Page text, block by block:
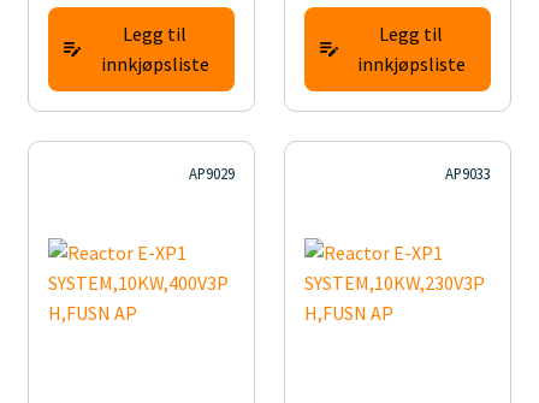
Legg til
innkjøpsliste
Legg til
innkjøpsliste
AP9029 AP9033